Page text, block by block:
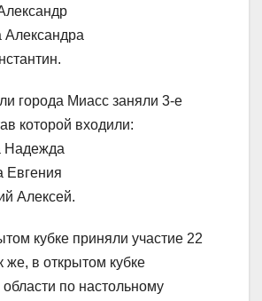
Александра
города Миасс заняли 3-е
которой входили:
Надежда
Евгения
Алексей.
кубке приняли участие 22
же, в открытом кубке
по настольному